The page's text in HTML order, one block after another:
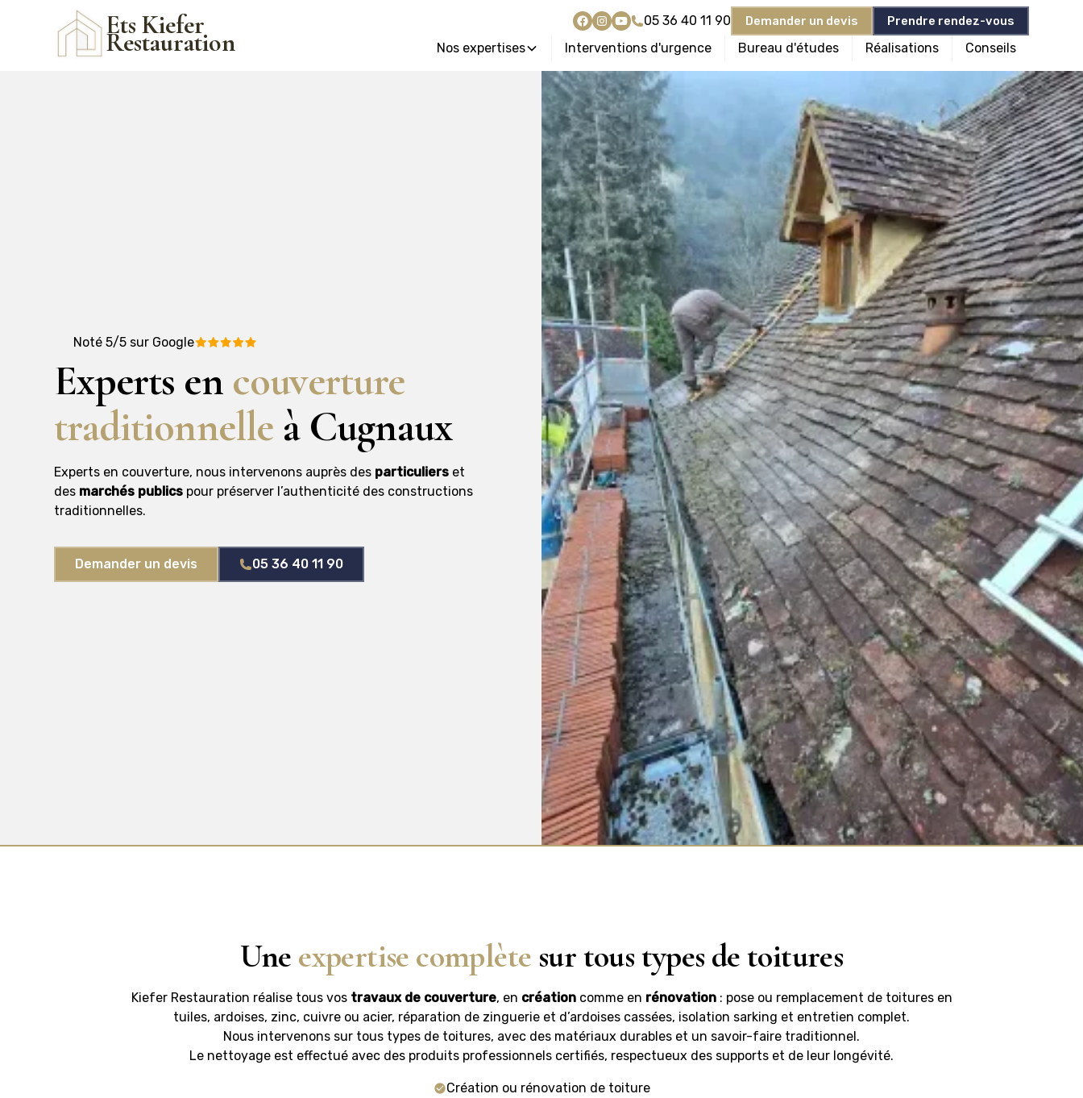
Ets Kiefer
Restauration
05 36 40 11 90 Demander un devis Prendre rendez-vous
Nos expertises Interventions d'urgence Bureau d'études Réalisations Conseils
Noté 5/5 sur Google
Experts en couverture
traditionnelle à Cugnaux
Experts en couverture, nous intervenons auprès des particuliers et
des marchés publics pour préserver l’authenticité des constructions
traditionnelles.
Demander un devis 05 36 40 11 90
Une expertise complète sur tous types de toitures
Kiefer Restauration réalise tous vos travaux de couverture, en créationcomme en rénovation: pose ou remplacement de toitures en
tuiles, ardoises, zinc, cuivre ou acier, réparation de zinguerie et d’ardoises cassées, isolation sarking et entretien complet.
Nous intervenons sur tous types de toitures, avec des matériaux durables et un savoir-faire traditionnel.
Le nettoyage est effectué avec des produits professionnels certifiés, respectueux des supports et de leur longévité.
Création ou rénovation de toiture